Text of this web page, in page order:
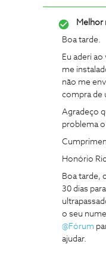
Melhor
Boa tarde.
Eu aderi
me
não me
compra de
Agradeço
problema
Honório
Boa tarde,
30 dias
o seu
@Fórum
ajudar.